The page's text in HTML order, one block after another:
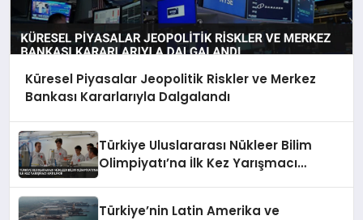
Küresel Piyasalar Jeopolitik Riskler ve Merkez
Bankası Kararlarıyla Dalgalandı
Türkiye Uluslararası Nükleer Bilim
Olimpiyatı’na İlk Kez Yarışmacı
Türkiye’nin Latin Amerika ve